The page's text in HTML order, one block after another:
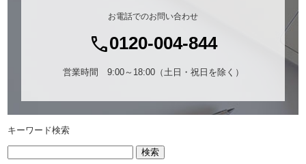
お電話でのお問い合わせ
call0120-004-844
営業時間 9:00～18:00（土日・祝日を除く）
キーワード検索